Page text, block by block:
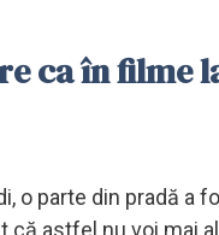
ca în filme
o parte din pradă a
că astfel nu voi mai